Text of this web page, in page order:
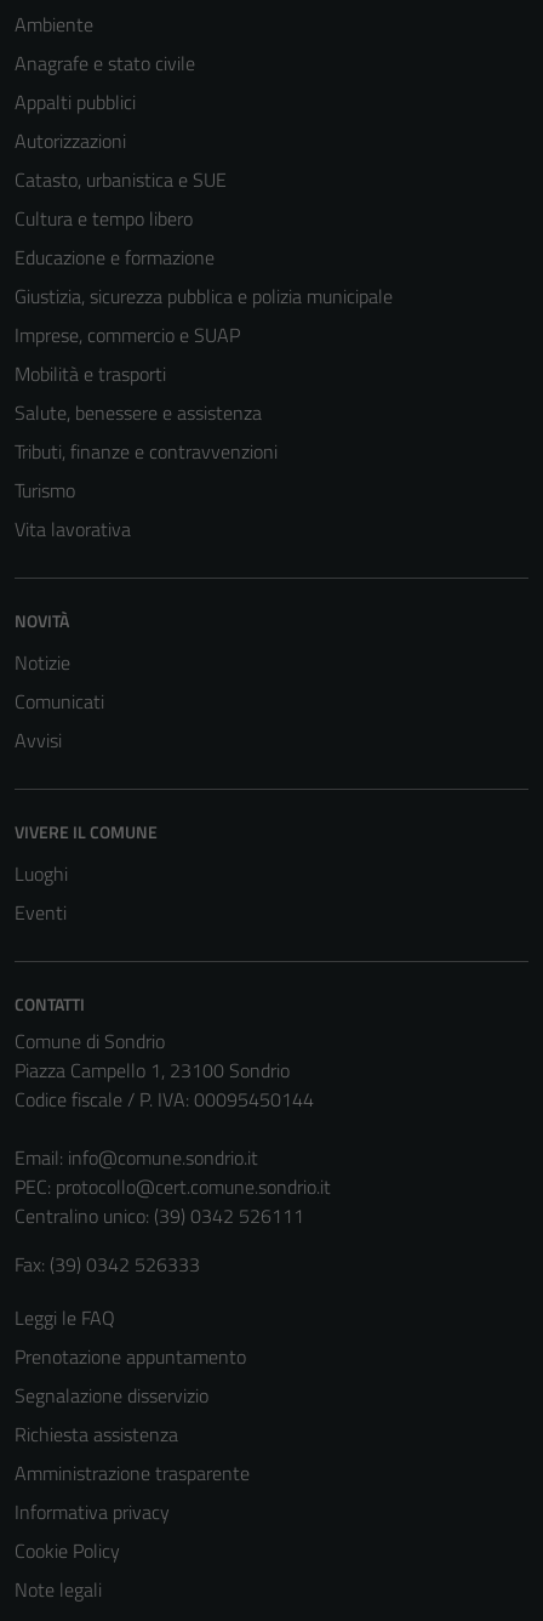
Ambiente
Anagrafe e stato civile
Appalti pubblici
Autorizzazioni
Catasto, urbanistica e SUE
Cultura e tempo libero
Educazione e formazione
Giustizia, sicurezza pubblica e polizia municipale
Imprese, commercio e SUAP
Mobilità e trasporti
Salute, benessere e assistenza
Tributi, finanze e contravvenzioni
Turismo
Vita lavorativa
NOVITÀ
Notizie
Comunicati
Avvisi
VIVERE IL COMUNE
Luoghi
Eventi
CONTATTI
Comune di Sondrio
Piazza Campello 1, 23100 Sondrio
Codice fiscale / P. IVA: 00095450144
Email: info@comune.sondrio.it
PEC: protocollo@cert.comune.sondrio.it
Centralino unico: (39) 0342 526111
Fax: (39) 0342 526333
Leggi le FAQ
Prenotazione appuntamento
Segnalazione disservizio
Richiesta assistenza
Amministrazione trasparente
Informativa privacy
Cookie Policy
Note legali